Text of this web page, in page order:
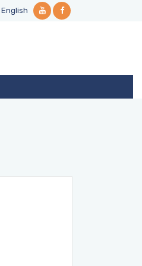
English